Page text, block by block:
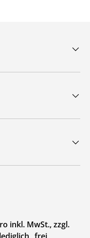
inkl. MwSt., zzgl.